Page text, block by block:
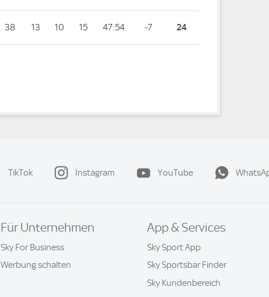
38 13 10 15 47:54 -7 24
TikTok Instagram YouTube
Für Unternehmen
Sky For Business
Werbung schalten
App & Services
Sky Sport App
Sky Sportsbar Finder
Sky Kundenbereich